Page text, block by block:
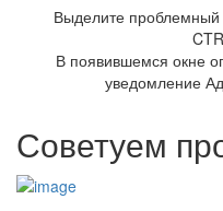
Выделите
В появившемся окне
уведомление
Советуем